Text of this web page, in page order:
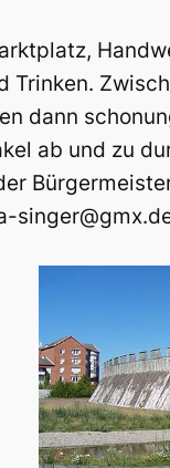
Trinken.
dann
ab und zu